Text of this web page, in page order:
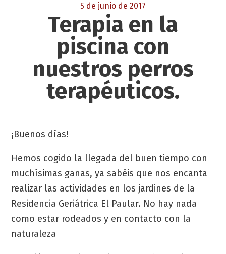
5 de junio de 2017
Terapia en la
piscina con
nuestros perros
terapéuticos.
¡Buenos días!
Hemos cogido la llegada del buen tiempo con
muchísimas ganas, ya sabéis que nos encanta
realizar las actividades en los jardines de la
Residencia Geriátrica El Paular. No hay nada
como estar rodeados y en contacto con la
naturaleza